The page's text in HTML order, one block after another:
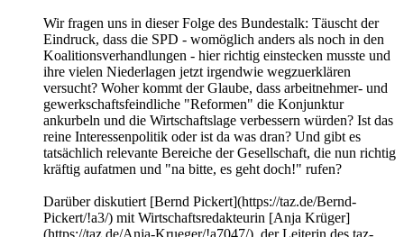
Wir fragen uns in dieser Folge des Bundestalk: Täuscht der
Eindruck, dass die SPD - womöglich anders als noch in den
Koalitionsverhandlungen - hier richtig einstecken musste und
ihre vielen Niederlagen jetzt irgendwie wegzuerklären
versucht? Woher kommt der Glaube, dass arbeitnehmer- und
gewerkschaftsfeindliche "Reformen" die Konjunktur
ankurbeln und die Wirtschaftslage verbessern würden? Ist das
reine Interessenpolitik oder ist da was dran? Und gibt es
tatsächlich relevante Bereiche der Gesellschaft, die nun richtig
kräftig aufatmen und "na bitte, es geht doch!" rufen?
Darüber diskutiert [Bernd Pickert](https://taz.de/Bernd-
Pickert/!a3/) mit Wirtschaftsredakteurin [Anja Krüger]